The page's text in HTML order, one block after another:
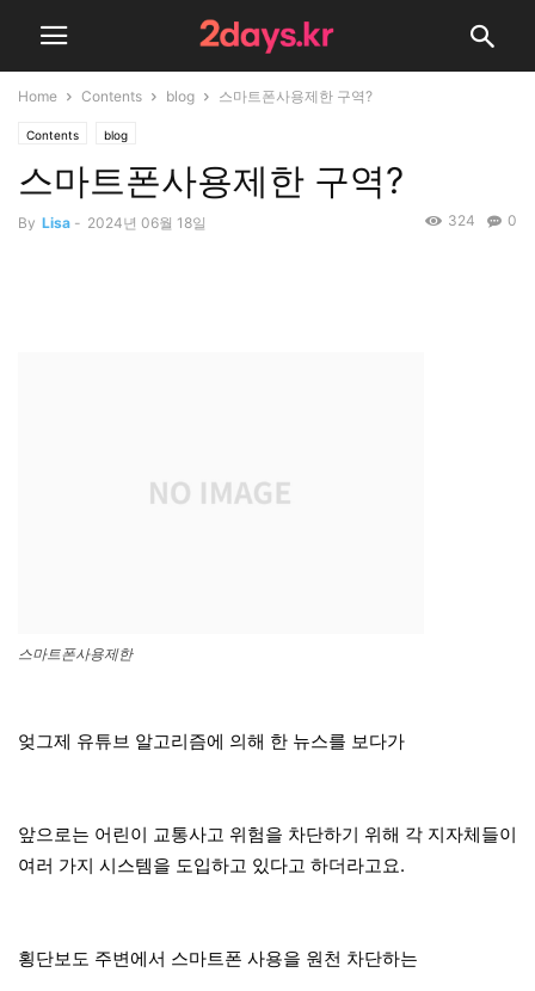
Home Contents blog 스마트폰사용제한 구역?
Contents blog
스마트폰사용제한 구역?
By Lisa - 2024년 06월 18일 0
324
스마트폰사용제한
엊그제 유튜브 알고리즘에 의해 한 뉴스를 보다가
앞으로는 어린이 교통사고 위험을 차단하기 위해 각 지자체들이
여러 가지 시스템을 도입하고 있다고 하더라고요.
횡단보도 주변에서 스마트폰 사용을 원천 차단하는